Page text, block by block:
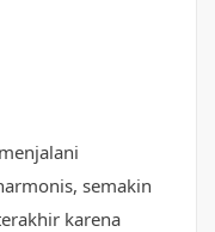
semakin
karena